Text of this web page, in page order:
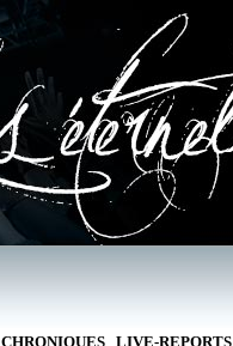
CHRONIQUES LIVE-REPORTS